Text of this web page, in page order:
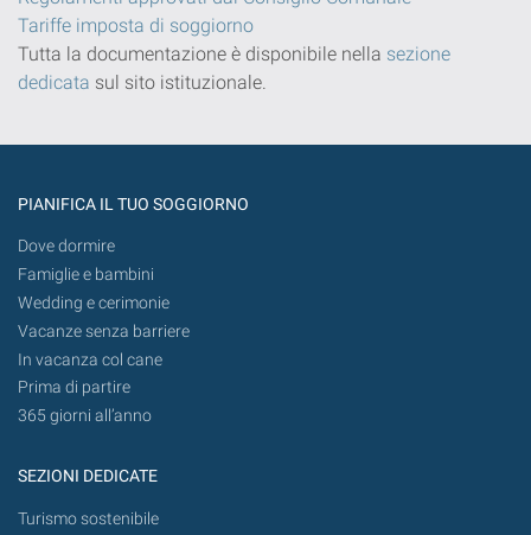
Tariffe imposta di soggiorno
Tutta la documentazione è disponibile nella sezione
dedicata sul sito istituzionale.
PIANIFICA IL TUO SOGGIORNO
Dove dormire
Famiglie e bambini
Wedding e cerimonie
Vacanze senza barriere
In vacanza col cane
Prima di partire
365 giorni all’anno
SEZIONI DEDICATE
Turismo sostenibile